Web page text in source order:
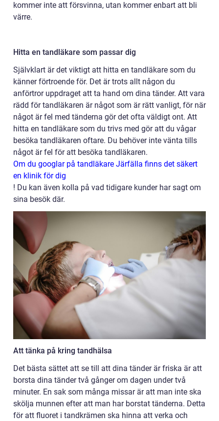
kommer inte att försvinna, utan kommer enbart att bli
värre.
Hitta en tandläkare som passar dig
Självklart är det viktigt att hitta en tandläkare som du
känner förtroende för. Det är trots allt någon du
anförtror uppdraget att ta hand om dina tänder. Att vara
rädd för tandläkaren är något som är rätt vanligt, för när
något är fel med tänderna gör det ofta väldigt ont. Att
hitta en tandläkare som du trivs med gör att du vågar
besöka tandläkaren oftare. Du behöver inte vänta tills
något är fel för att besöka tandläkaren.
Om du googlar på tandläkare Järfälla finns det säkert
en klinik för dig
! Du kan även kolla på vad tidigare kunder har sagt om
sina besök där.
Att tänka på kring tandhälsa
Det bästa sättet att se till att dina tänder är friska är att
borsta dina tänder två gånger om dagen under två
minuter. En sak som många missar är att man inte ska
skölja munnen efter att man har borstat tänderna. Detta
för att fluoret i tandkrämen ska hinna att verka och